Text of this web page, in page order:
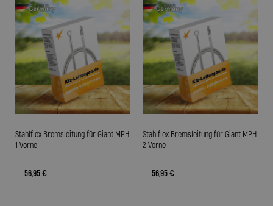
Stahlflex Bremsleitung für Giant MPH
1 Vorne
56,95 €
Stahlflex Bremsleitung für Giant MPH
2 Vorne
56,95 €